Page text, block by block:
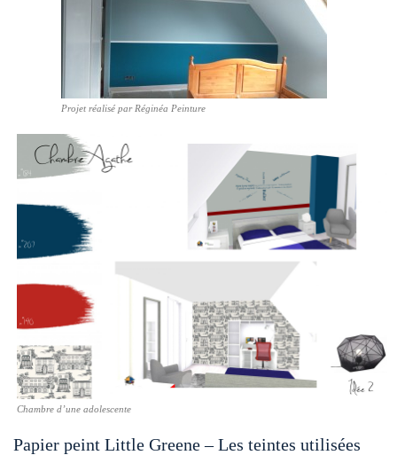
Projet réalisé par Réginéa Peinture
Chambre d’une adolescente
Papier peint Little Greene – Les teintes utilisées